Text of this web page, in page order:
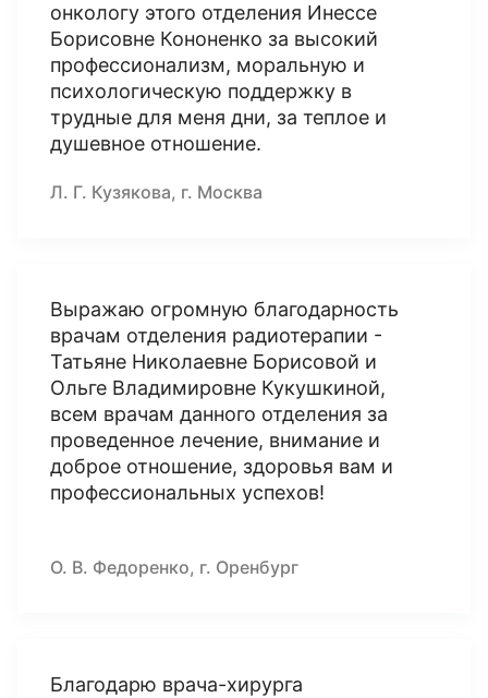
онкологу этого отделения Инессе
Борисовне Кононенко за высокий
профессионализм, моральную и
психологическую поддержку в
трудные для меня дни, за теплое и
душевное отношение.
Л. Г. Кузякова, г. Москва
Выражаю огромную благодарность
врачам отделения радиотерапии -
Татьяне Николаевне Борисовой и
Ольге Владимировне Кукушкиной,
всем врачам данного отделения за
проведенное лечение, внимание и
доброе отношение, здоровья вам и
профессиональных успехов!
О. В. Федоренко, г. Оренбург
Благодарю врача-хирурга